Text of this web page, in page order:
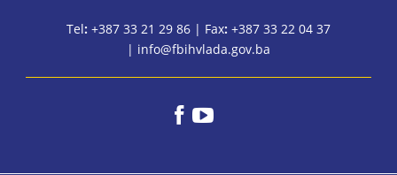
Tel: +387 33 21 29 86 | Fax: +387 33 22 04 37
| info@fbihvlada.gov.ba